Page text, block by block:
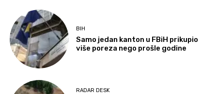
BIH
Samo jedan kanton u FBiH prikupio
više poreza nego prošle godine
RADAR DESK